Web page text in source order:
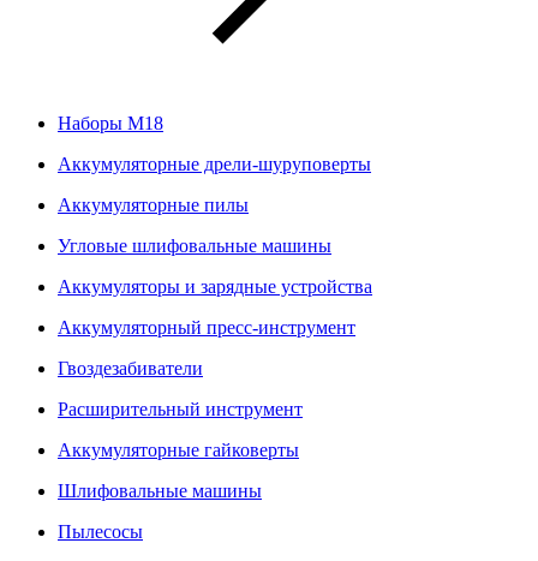
Наборы М18
Аккумуляторные дрели-шуруповерты
Аккумуляторные пилы
Угловые шлифовальные машины
Аккумуляторы и зарядные устройства
Аккумуляторный пресс-инструмент
Гвоздезабиватели
Расширительный инструмент
Аккумуляторные гайковерты
Шлифовальные машины
Пылесосы